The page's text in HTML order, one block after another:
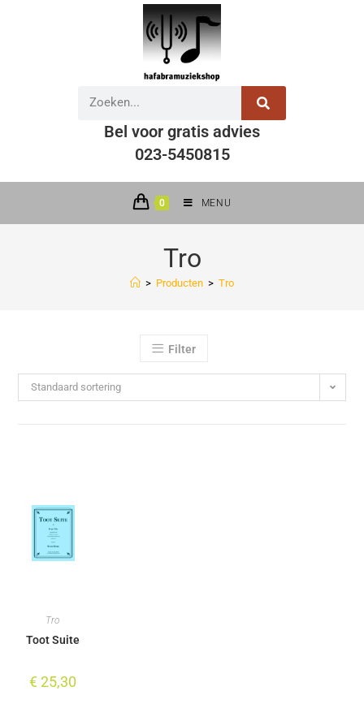
Bel voor gratis advies
023-5450815
0 MENU
Tro
> Producten > Tro
Filter
Standaard sortering
Tro
Toot Suite
€25,30